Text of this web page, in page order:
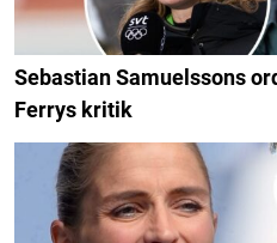
Sebastian Samuelssons
Ferrys kritik